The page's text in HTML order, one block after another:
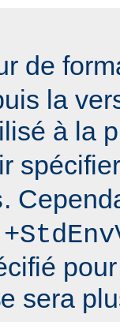
de
la
à la
.
sera